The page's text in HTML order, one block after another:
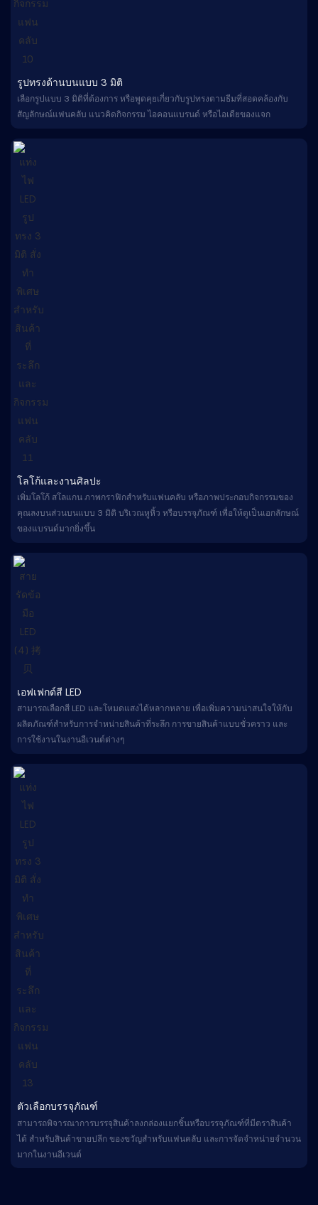
รูปทรงด้านบนแบบ 3 มิติ
เลือกรูปแบบ 3 มิติที่ต้องการ หรือพูดคุยเกี่ยวกับรูปทรงตามธีมที่สอดคล้องกับ
สัญลักษณ์แฟนคลับ แนวคิดกิจกรรม ไอคอนแบรนด์ หรือไอเดียของแจก
โลโก้และงานศิลปะ
เพิ่มโลโก้ สโลแกน ภาพกราฟิกสำหรับแฟนคลับ หรือภาพประกอบกิจกรรมของ
คุณลงบนส่วนบนแบบ 3 มิติ บริเวณหูหิ้ว หรือบรรจุภัณฑ์ เพื่อให้ดูเป็นเอกลักษณ์
ของแบรนด์มากยิ่งขึ้น
เอฟเฟกต์สี LED
สามารถเลือกสี LED และโหมดแสงได้หลากหลาย เพื่อเพิ่มความน่าสนใจให้กับ
ผลิตภัณฑ์สำหรับการจำหน่ายสินค้าที่ระลึก การขายสินค้าแบบชั่วคราว และ
การใช้งานในงานอีเวนต์ต่างๆ
ตัวเลือกบรรจุภัณฑ์
สามารถพิจารณาการบรรจุสินค้าลงกล่องแยกชิ้นหรือบรรจุภัณฑ์ที่มีตราสินค้า
ได้ สำหรับสินค้าขายปลีก ของขวัญสำหรับแฟนคลับ และการจัดจำหน่ายจำนวน
มากในงานอีเวนต์